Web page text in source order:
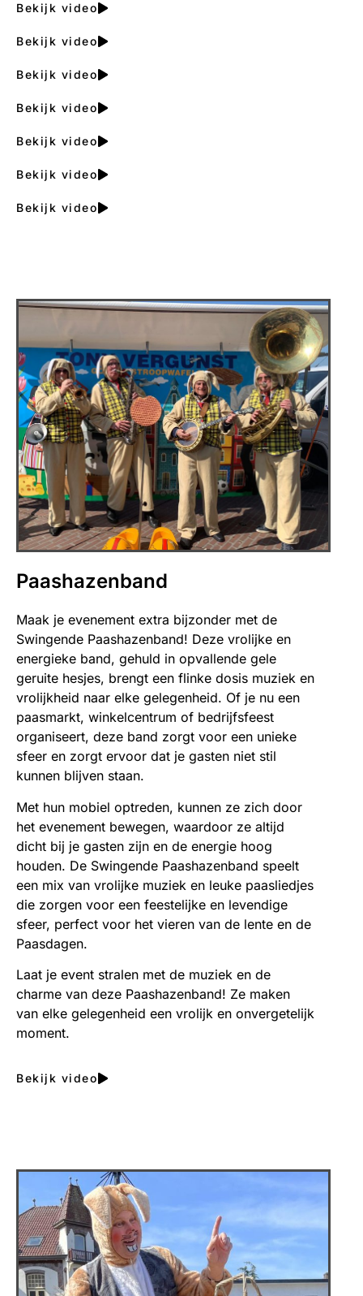
Bekijk video
Bekijk video
Bekijk video
Bekijk video
Bekijk video
Bekijk video
Bekijk video
Paashazenband
Maak je evenement extra bijzonder met de
Swingende Paashazenband! Deze vrolijke en
energieke band, gehuld in opvallende gele
geruite hesjes, brengt een flinke dosis muziek en
vrolijkheid naar elke gelegenheid. Of je nu een
paasmarkt, winkelcentrum of bedrijfsfeest
organiseert, deze band zorgt voor een unieke
sfeer en zorgt ervoor dat je gasten niet stil
kunnen blijven staan.
Met hun mobiel optreden, kunnen ze zich door
het evenement bewegen, waardoor ze altijd
dicht bij je gasten zijn en de energie hoog
houden. De Swingende Paashazenband speelt
een mix van vrolijke muziek en leuke paasliedjes
die zorgen voor een feestelijke en levendige
sfeer, perfect voor het vieren van de lente en de
Paasdagen.
Laat je event stralen met de muziek en de
charme van deze Paashazenband! Ze maken
van elke gelegenheid een vrolijk en onvergetelijk
moment.
Bekijk video